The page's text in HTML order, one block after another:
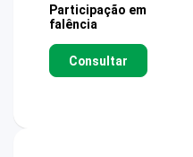
Participação em
falência
Consultar